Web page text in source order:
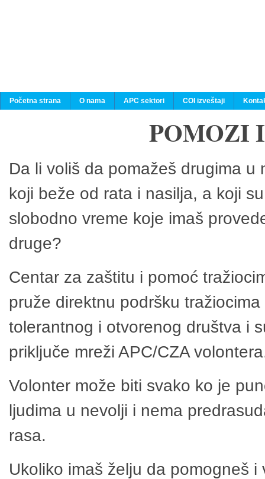
Početna strana O nama APC sektori COI izveštaji
POMOZI
Da li voliš da pomažeš drugima
koji beže od rata i nasilja, a koji
slobodno vreme koje imaš
druge?
Centar za zaštitu i pomoć
pruže direktnu podršku
tolerantnog i otvorenog društva i
priključe mreži APC/CZA
Volonter može biti svako ko je
ljudima u nevolji i nema
rasa.
Ukoliko imaš želju da pomogneš